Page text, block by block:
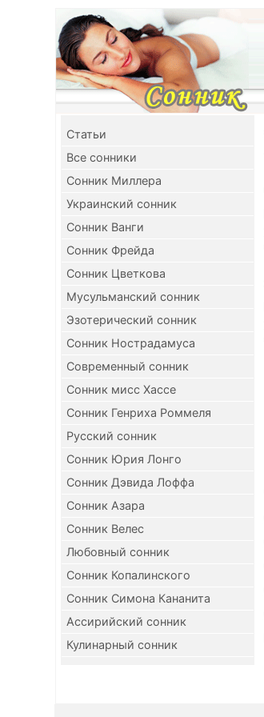
Cтатьи
Все сонники
Сонник Миллера
Украинский сонник
Сонник Ванги
Сонник Фрейда
Сонник Цветкова
Мусульманский сонник
Эзотерический сонник
Сонник Нострадамуса
Современный сонник
Сонник мисс Хассе
Сонник Генриха Роммеля
Русский сонник
Сонник Юрия Лонго
Сонник Дэвида Лоффа
Сонник Азара
Сонник Велес
Любовный сонник
Сонник Копалинского
Сонник Симона Кананита
Ассирийский сонник
Кулинарный сонник